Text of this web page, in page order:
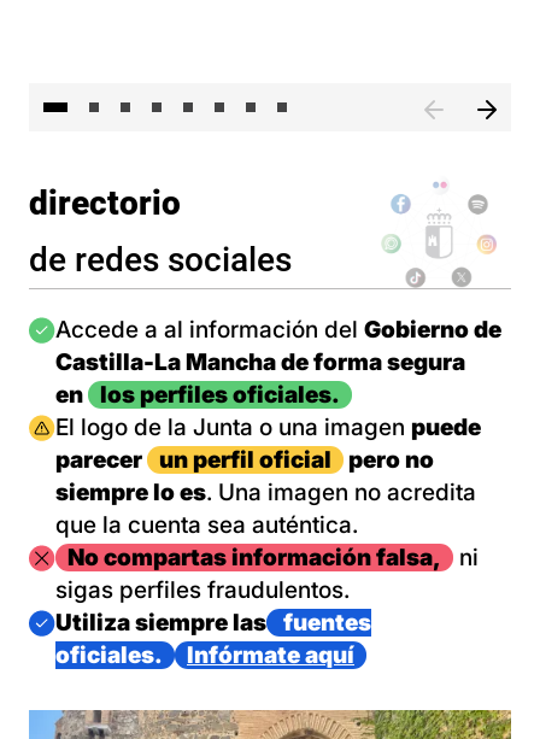
directorio
de redes sociales
Imagen
Accede a al información del Gobierno de
Castilla-La Mancha de forma segura
en
los perfiles oficiales.
Imagen
El logo de la Junta o una imagen puede
parecer
un perfil oficial
pero no
siempre lo es. Una imagen no acredita
que la cuenta sea auténtica.
ImagenNo compartas información falsa,
ni
sigas perfiles fraudulentos.
Imagen
Utiliza siempre las
fuentes
oficiales.
Infórmate aquí